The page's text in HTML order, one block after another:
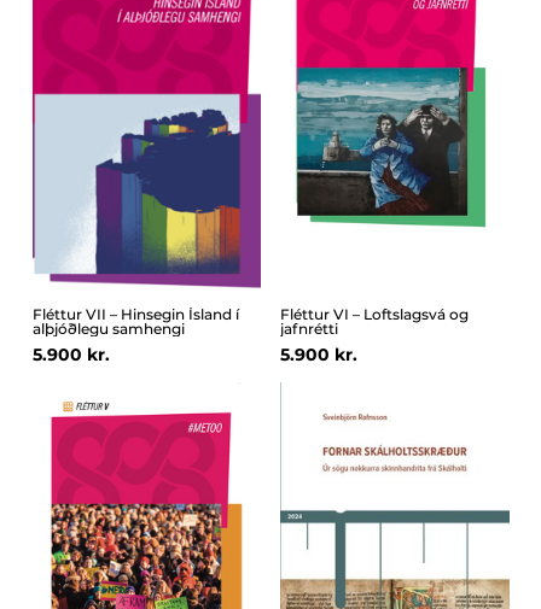
Fléttur VII – Hinsegin Ísland í
alþjóðlegu samhengi
5.900 kr.
Fléttur VI – Loftslagsvá og
jafnrétti
5.900 kr.